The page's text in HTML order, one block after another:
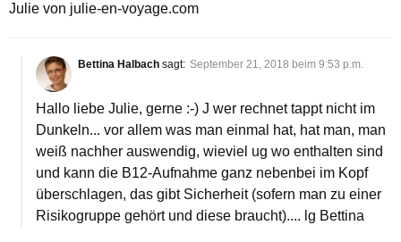
Julie von julie-en-voyage.com
Bettina Halbach sagt: September 21, 2018 beim 9:53 p.m.
Hallo liebe Julie, gerne :-) J wer rechnet tappt nicht im
Dunkeln... vor allem was man einmal hat, hat man, man
weiß nachher auswendig, wieviel ug wo enthalten sind
und kann die B12-Aufnahme ganz nebenbei im Kopf
überschlagen, das gibt Sicherheit (sofern man zu einer
Risikogruppe gehört und diese braucht).... lg Bettina